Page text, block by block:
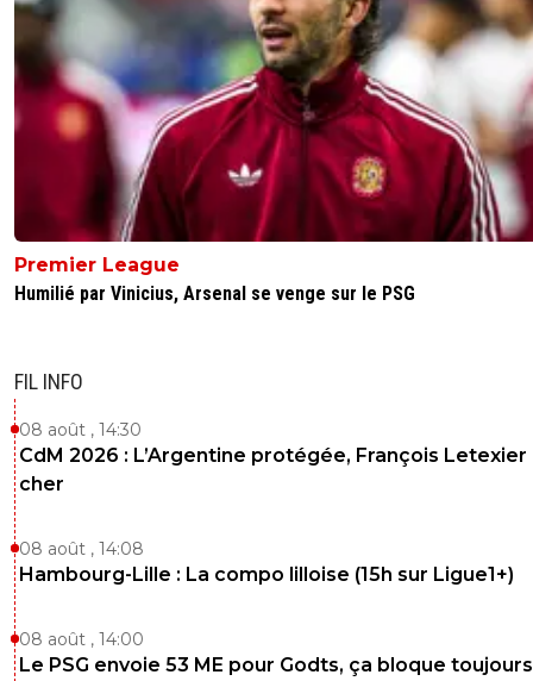
Premier League
Humilié par Vinicius, Arsenal se venge sur le PSG
FIL INFO
08 août , 14:30
CdM 2026 : L’Argentine protégée, François Letexier
cher
08 août , 14:08
Hambourg-Lille : La compo lilloise (15h sur Ligue1+)
08 août , 14:00
Le PSG envoie 53 ME pour Godts, ça bloque toujours